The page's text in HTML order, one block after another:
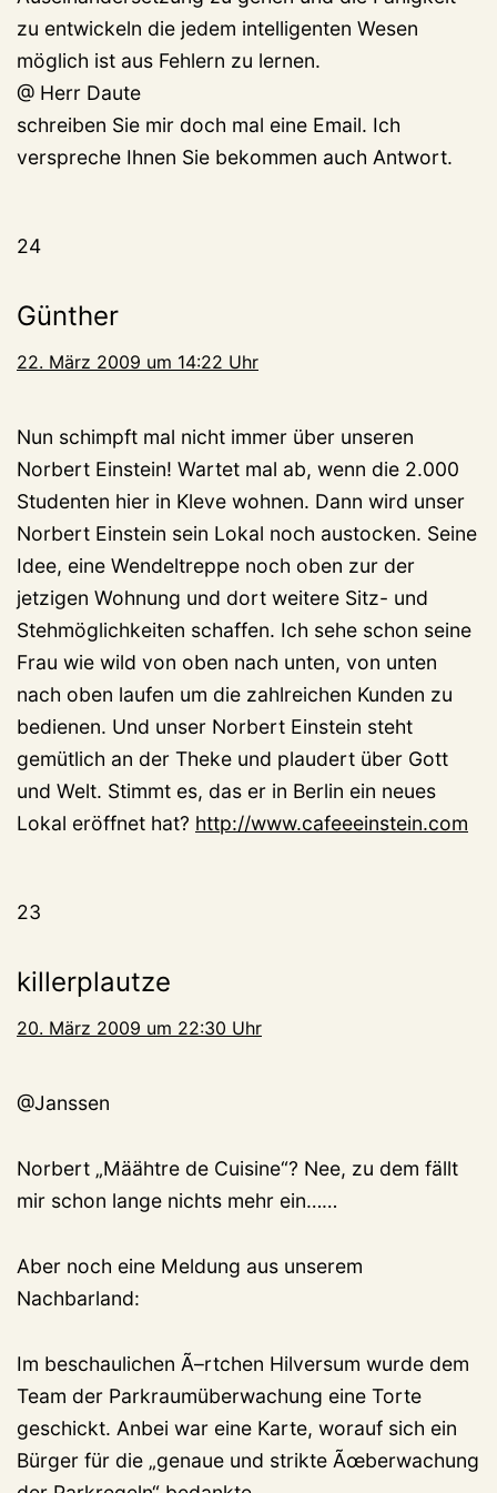
zu entwickeln die jedem intelligenten Wesen
möglich ist aus Fehlern zu lernen.
@ Herr Daute
schreiben Sie mir doch mal eine Email. Ich
verspreche Ihnen Sie bekommen auch Antwort.
24
Günther
22. März 2009 um 14:22 Uhr
Nun schimpft mal nicht immer über unseren
Norbert Einstein! Wartet mal ab, wenn die 2.000
Studenten hier in Kleve wohnen. Dann wird unser
Norbert Einstein sein Lokal noch austocken. Seine
Idee, eine Wendeltreppe noch oben zur der
jetzigen Wohnung und dort weitere Sitz- und
Stehmöglichkeiten schaffen. Ich sehe schon seine
Frau wie wild von oben nach unten, von unten
nach oben laufen um die zahlreichen Kunden zu
bedienen. Und unser Norbert Einstein steht
gemütlich an der Theke und plaudert über Gott
und Welt. Stimmt es, das er in Berlin ein neues
Lokal eröffnet hat? http://www.cafeeeinstein.com
23
killerplautze
20. März 2009 um 22:30 Uhr
@Janssen
Norbert „Määhtre de Cuisine“? Nee, zu dem fällt
mir schon lange nichts mehr ein……
Aber noch eine Meldung aus unserem
Nachbarland:
Im beschaulichen Ã–rtchen Hilversum wurde dem
Team der Parkraumüberwachung eine Torte
geschickt. Anbei war eine Karte, worauf sich ein
Bürger für die „genaue und strikte Ãœberwachung